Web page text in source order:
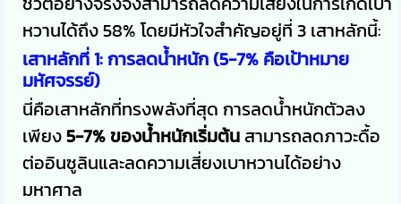
หวานได้ถึง 58% โดยมีหัวใจสำคัญอยู่ที่ 3 เสาหลักนี้:
เสาหลักที่ 1: การลดน้ำหนัก (5-7% คือเป้าหมาย
มหัศจรรย์)
นี่คือเสาหลักที่ทรงพลังที่สุด การลดน้ำหนักตัวลง
เพียง5-7% ของน้ำหนักเริ่มต้น สามารถลดภาวะดื้อ
ต่ออินซูลินและลดความเสี่ยงเบาหวานได้อย่าง
มหาศาล